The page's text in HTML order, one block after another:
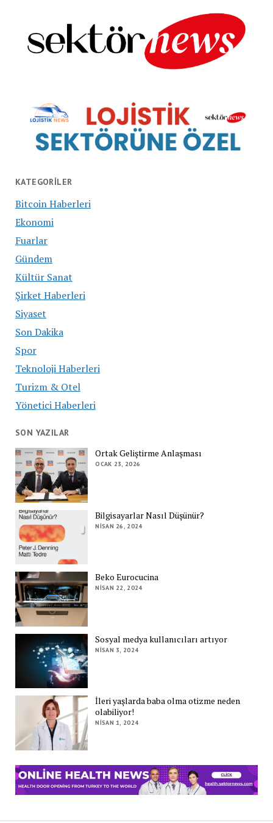
KATEGORILER
Bitcoin Haberleri
Ekonomi
Fuarlar
Gündem
Kültür Sanat
Şirket Haberleri
Siyaset
Son Dakika
Spor
Teknoloji Haberleri
Turizm & Otel
Yönetici Haberleri
SON YAZILAR
Ortak Geliştirme Anlaşması
OCAK 23, 2026
Bilgisayarlar Nasıl Düşünür?
NISAN 26, 2024
Beko Eurocucina
NISAN 22, 2024
Sosyal medya kullanıcıları artıyor
NISAN 3, 2024
İleri yaşlarda baba olma otizme neden
olabiliyor!
NISAN 1, 2024